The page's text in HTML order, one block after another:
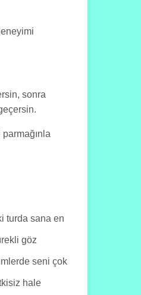
sonra
turda sana en
göz
seni çok
hale